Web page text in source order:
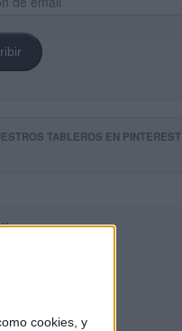
cookies, y
TABLEROS EN PINTEREST